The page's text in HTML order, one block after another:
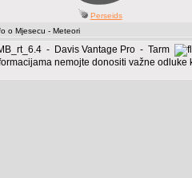
Perseids
o Mjesecu - Meteori
- Davis Vantage Pro - Tarm
nemojte donositi važne